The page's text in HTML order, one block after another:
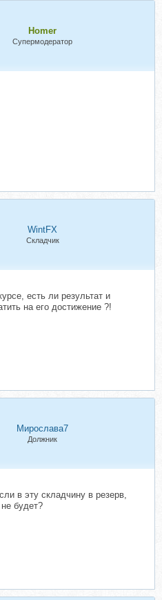
Homer
Супермодератор
WintFX
Складчик
есть ли результат и
на его достижение ?!
Мирослава7
Должник
в эту складчину в резерв,
будет?